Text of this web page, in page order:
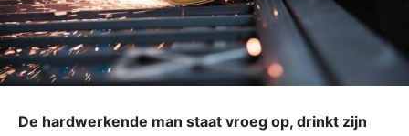
De hardwerkende man staat vroeg op, drinkt zijn